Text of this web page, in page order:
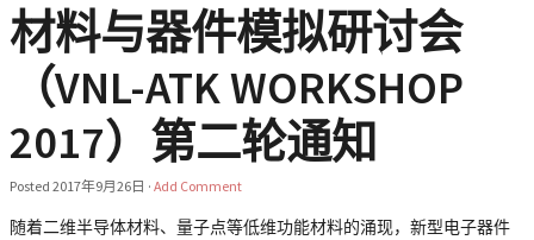
材料与器件模拟研讨会
（VNL-ATK WORKSHOP
2017）第二轮通知
Posted 2017年9月26日 · Add Comment
随着二维半导体材料、量子点等低维功能材料的涌现，新型电子器件